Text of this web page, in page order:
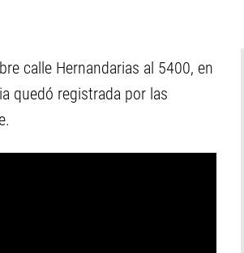
calle Hernandarias al 5400, en
quedó registrada por las